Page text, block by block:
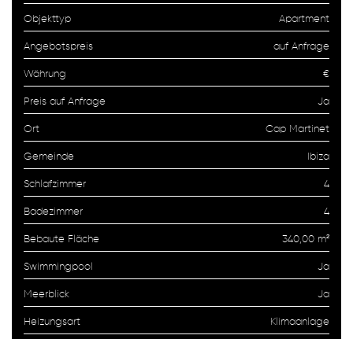
Objekttyp Apartment
Angebotspreis auf Anfrage
Währung €
Preis auf Anfrage Ja
Ort Cap Martinet
Gemeinde Ibiza
Schlafzimmer 4
Badezimmer 4
Bebaute Fläche 340,00 m²
Swimmingpool Ja
Meerblick Ja
Heizungsart Klimaanlage